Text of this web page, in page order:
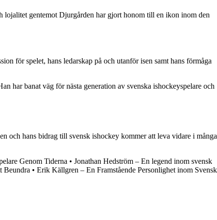
gentemot Djurgården har gjort honom till en ikon inom den
för spelet, hans ledarskap på och utanför isen samt hans förmåga
har banat väg för nästa generation av svenska ishockeyspelare och
och hans bidrag till svensk ishockey kommer att leva vidare i många
Genom Tiderna • Jonathan Hedström – En legend inom svensk
Beundra • Erik Källgren – En Framstående Personlighet inom Svensk